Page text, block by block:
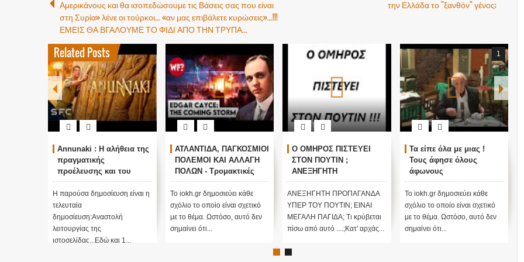
Αμερικάνους και θα ισοπεδώσουμε τις Βάσεις σας που είναι
στη Συρία» λένε οι τούρκοι... «αν μας επιβάλετε κυρώσεις»...!!!
ΕΜΕΙΣ ΘΑ ΒΓΑΛΟΥΜΕ ΤΟ ΦΙΔΙ ΑΠΟ ΤΗΝ ΤΡΥΠΑ...
την Ελλάδα το "ξανθόν" γένος;
Related Posts
Annunaki : Η αλήθεια της
πραγματικής
προέλευσης και του
σκοπού τους και
αναστολή λειτουργίας
μας ....
Η παρούσα δημοσίευση είναι η
τελευταία
δημοσίευση:Αναστολή
λειτουργίας της
ιστοσελίδας...Εδώ και 1...
ΑΤΛΑΝΤΙΔΑ, ΠΑΓΚΟΣΜΙΟΙ
ΠΟΛΕΜΟΙ ΚΑΙ ΑΛΛΑΓΗ
ΠΟΛΩΝ - Τρομακτικές
προβλέψεις του Edgar
Cayce (Video)
Το iokh.gr δημοσιεύει κάθε
σχόλιο το οποίο είναι σχετικό
με το θέμα. Ωστόσο, αυτό δεν
σημαίνει ότι...
Ο ΟΜΗΡΟΣ ΠΙΣΤΕΥΕΙ
ΣΤΟΝ ΠΟΥΤΙΝ ;
ΑΝΕΞΗΓΗΤΗ
ΠΡΟΠΑΓΑΝΔΑ ΥΠΕΡ ΤΟΥ
ΠΟΥΤΙΝ;
ΑΝΕΞΗΓΗΤΗ ΠΡΟΠΑΓΑΝΔΑ
ΥΠΕΡ ΤΟΥ ΠΟΥΤΙΝ; ΕΙΝΑΙ
ΜΕΓΑΛΗ ΠΑΓΙΔΑ; Τι κρύβεται
πίσω από αυτό ....;Κατ' αρχάς...
1
Τα είπε όλα με μιας !
Τους άφησε όλους
άφωνους
Το iokh.gr δημοσιεύει κάθε
σχόλιο το οποίο είναι σχετικό
με το θέμα. Ωστόσο, αυτό δεν
σημαίνει ότι...